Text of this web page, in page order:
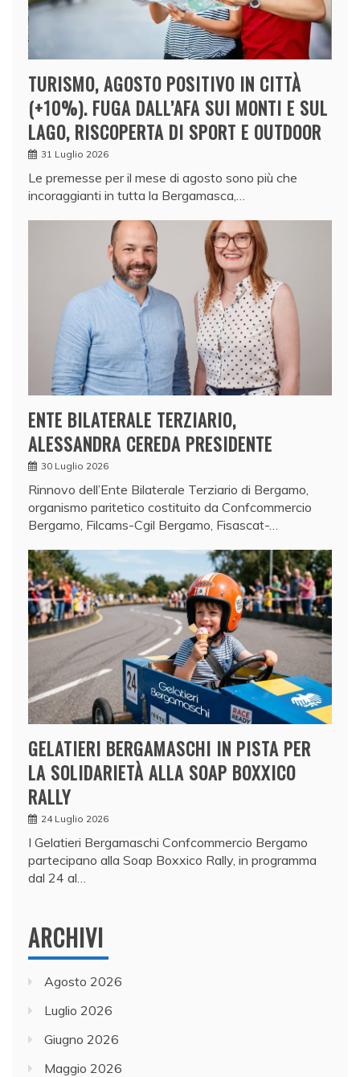
TURISMO, AGOSTO POSITIVO IN CITTÀ
(+10%). FUGA DALL’AFA SUI MONTI E SUL
LAGO, RISCOPERTA DI SPORT E OUTDOOR
31 Luglio 2026
Le premesse per il mese di agosto sono più che
incoraggianti in tutta la Bergamasca,…
ENTE BILATERALE TERZIARIO,
ALESSANDRA CEREDA PRESIDENTE
30 Luglio 2026
Rinnovo dell’Ente Bilaterale Terziario di Bergamo,
organismo paritetico costituito da Confcommercio
Bergamo, Filcams-Cgil Bergamo, Fisascat-…
GELATIERI BERGAMASCHI IN PISTA PER
LA SOLIDARIETÀ ALLA SOAP BOXXICO
RALLY
24 Luglio 2026
I Gelatieri Bergamaschi Confcommercio Bergamo
partecipano alla Soap Boxxico Rally, in programma
dal 24 al…
ARCHIVI
Agosto 2026
Luglio 2026
Giugno 2026
Maggio 2026